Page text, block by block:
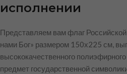
исполнении
Представляем вам флаг
нами Бог» размером 150х225 см,
высококачественного
предмет государственной